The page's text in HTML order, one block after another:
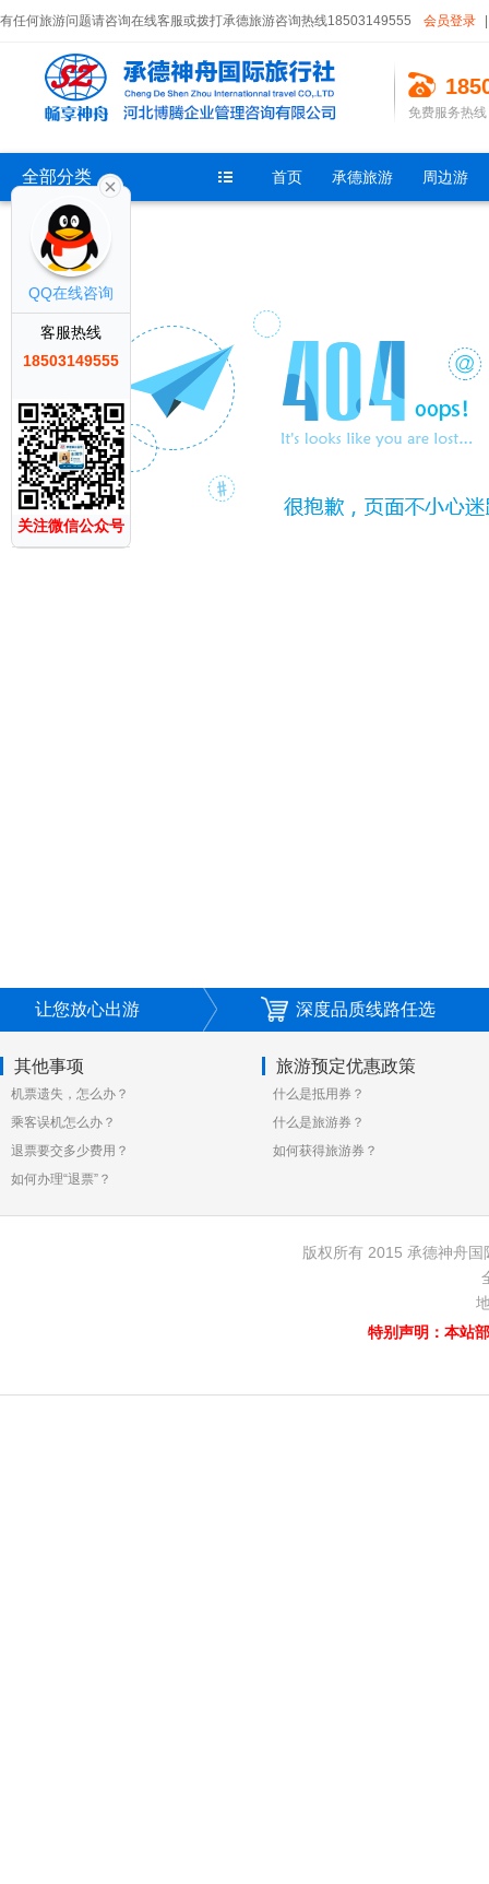
有任何旅游问题请咨询在线客服或拨打承德旅游咨询热线18503149555 会员登录
免费服务热
全部分类 首页 承德旅游 周边游
让您放心出游 深度品质线路任选
其他事项
机票遗失，怎么办？
乘客误机怎么办？
退票要交多少费用？
如何办理“退票”？
旅游预定优惠政策
什么是抵用券？
什么是旅游券？
如何获得旅游券？
版权所有 2015 承德神舟
特别声明：本站
QQ在线咨询
客服热线
18503149555
关注微信公众号